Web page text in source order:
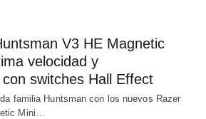
V3 HE Magnetic
velocidad y
switches Hall Effect
familia Huntsman con los nuevos Razer
Mini…